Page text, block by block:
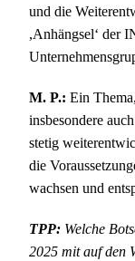
und die
,Anhängsel‘ der
M. P.: Ein
insbesondere
stetig
die
wachsen und
TPP: Welche
2025 mit auf den